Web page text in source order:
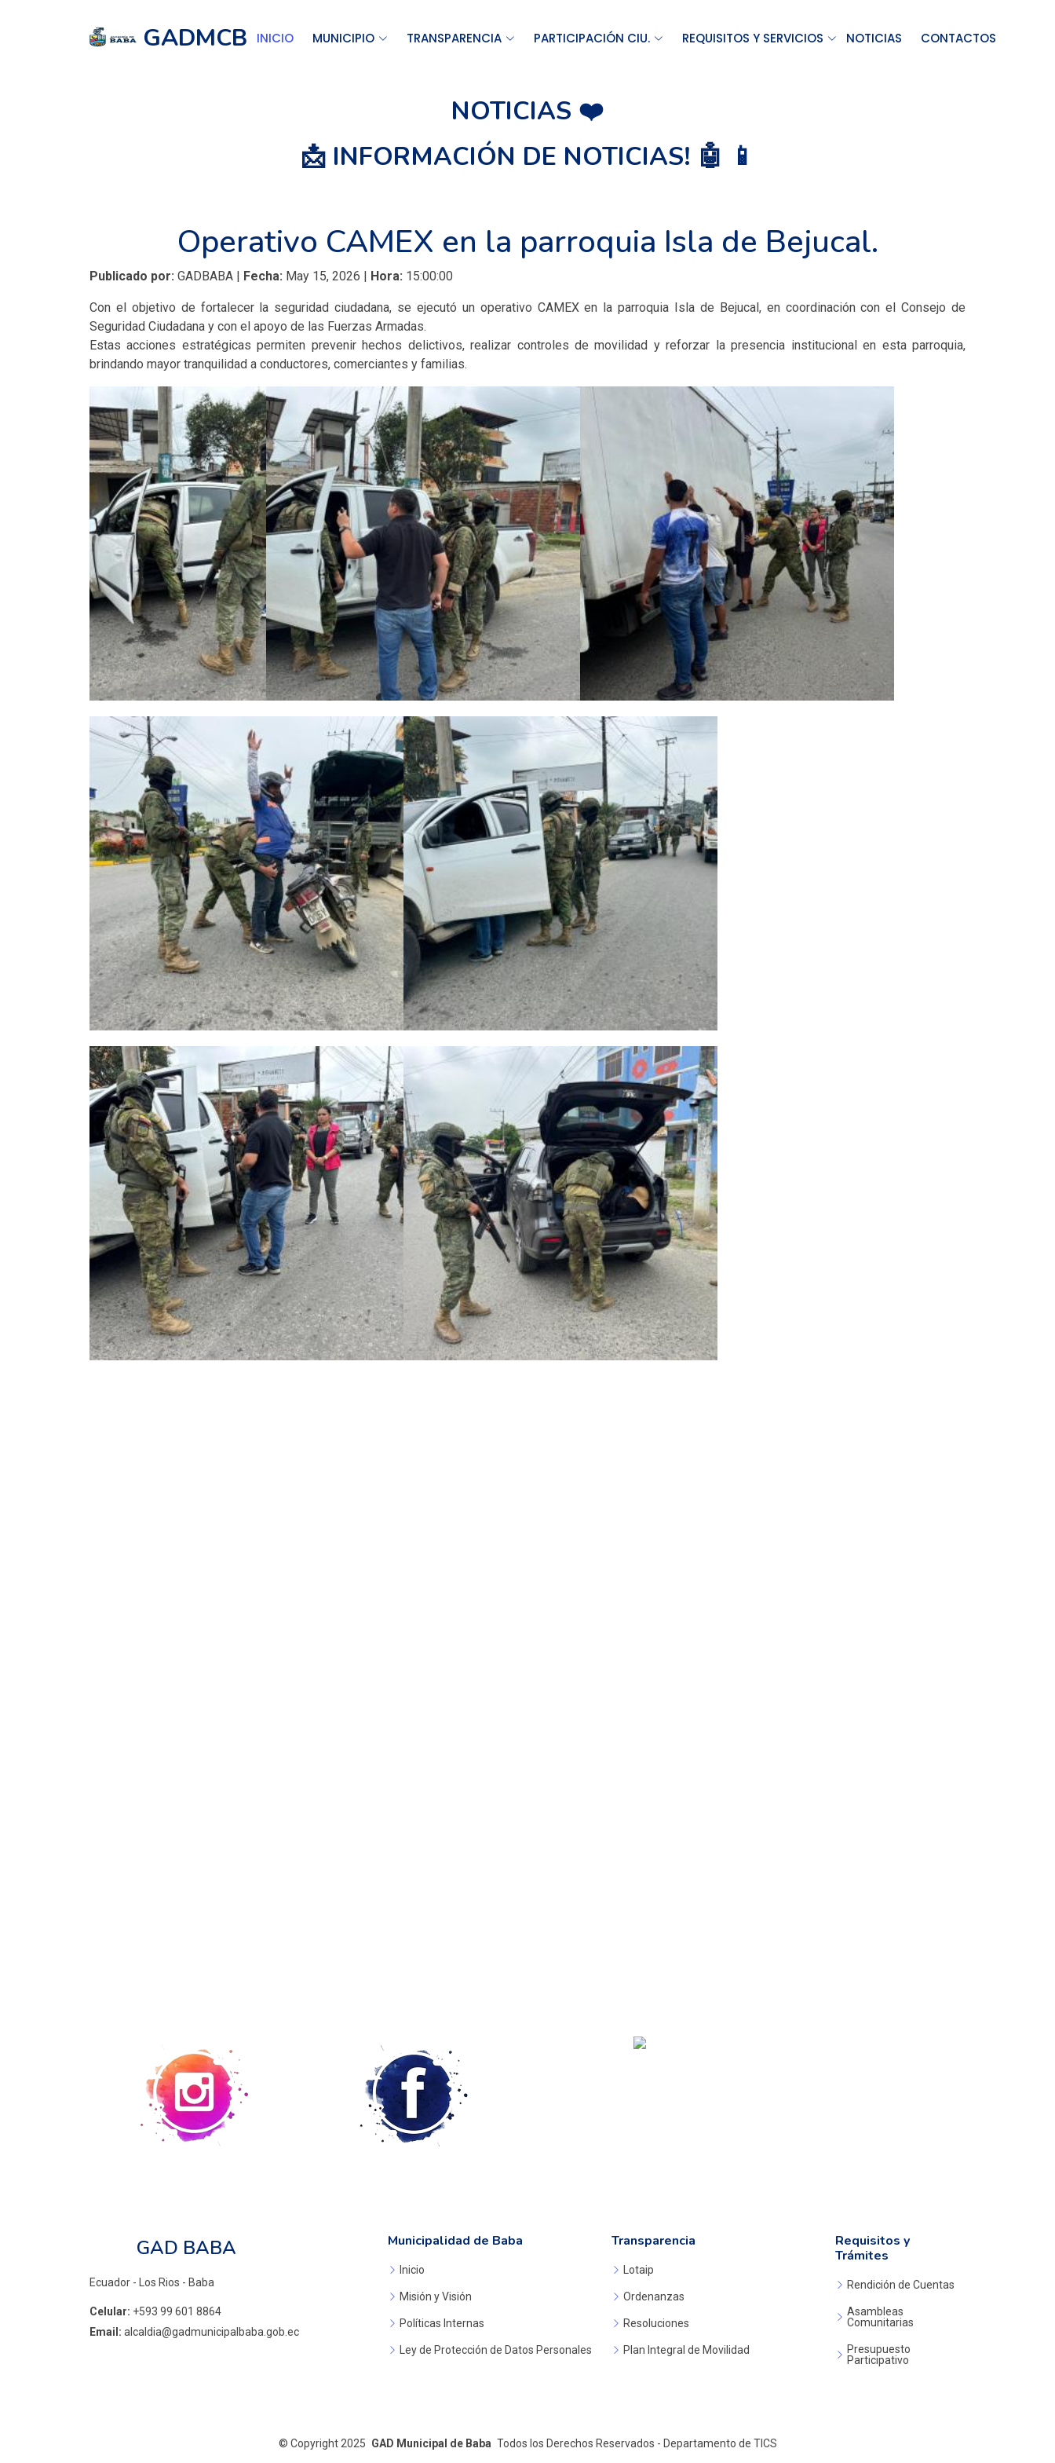
GADMCB INICIO MUNICIPIO TRANSPARENCIA PARTICIPACIÓN CIU. REQUISITOS Y SERVICIOS NOTICIAS CONTACTOS
NOTICIAS ❤️
📩 INFORMACIÓN DE NOTICIAS! 🤖 📱
Operativo CAMEX en la parroquia Isla de Bejucal.
Publicado por: GADBABA | Fecha: May 15, 2026 | Hora: 15:00:00
Con el objetivo de fortalecer la seguridad ciudadana, se ejecutó un operativo CAMEX en la parroquia Isla de Bejucal, en coordinación con el Consejo de
Seguridad Ciudadana y con el apoyo de las Fuerzas Armadas.
Estas acciones estratégicas permiten prevenir hechos delictivos, realizar controles de movilidad y reforzar la presencia institucional en esta parroquia,
brindando mayor tranquilidad a conductores, comerciantes y familias.
GAD BABA
Ecuador - Los Rios - Baba
Celular: +593 99 601 8864
Email: alcaldia@gadmunicipalbaba.gob.ec
Municipalidad de Baba
Inicio
Misión y Visión
Políticas Internas
Ley de Protección de Datos Personales
Transparencia
Lotaip
Ordenanzas
Resoluciones
Plan Integral de Movilidad
Requisitos y
Trámites
Rendición de Cuentas
Asambleas
Comunitarias
Presupuesto
Participativo
© Copyright 2025 GAD Municipal de Baba Todos los Derechos Reservados - Departamento de TICS